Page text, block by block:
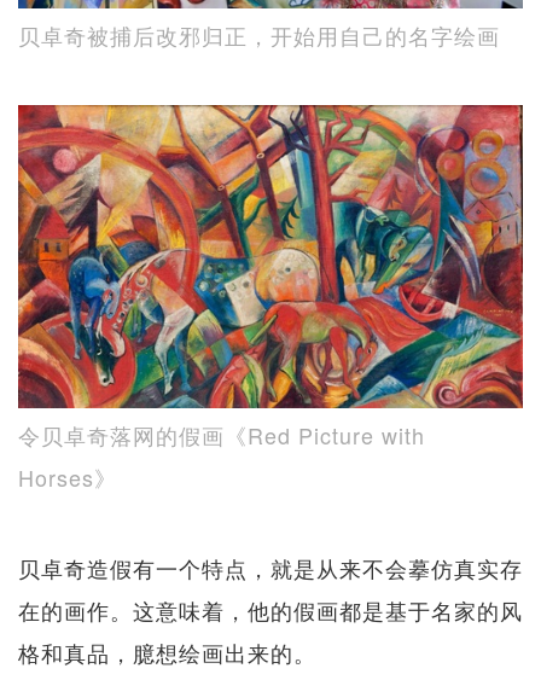
贝卓奇被捕后改邪归正，开始用自己的名字绘画
令贝卓奇落网的假画《Red Picture with
Horses》
贝卓奇造假有一个特点，就是从来不会摹仿真实存
在的画作。这意味着，他的假画都是基于名家的风
格和真品，臆想绘画出来的。